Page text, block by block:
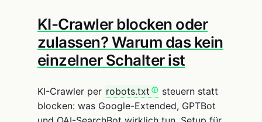
KI-Crawler blocken oder
zulassen? Warum das kein
einzelner Schalter ist
KI-Crawler per robots.txt
steuern statt
blocken: was Google-Extended, GPTBot